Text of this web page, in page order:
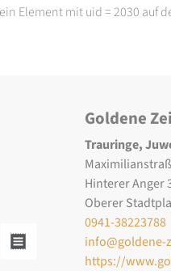
Element mit uid = 2030 auf
Goldene
Trauringe,
Hinterer Anger
Oberer
0941-38223788
info@goldene-
https://